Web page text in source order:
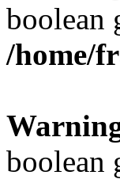
boolean
/home/
boolean